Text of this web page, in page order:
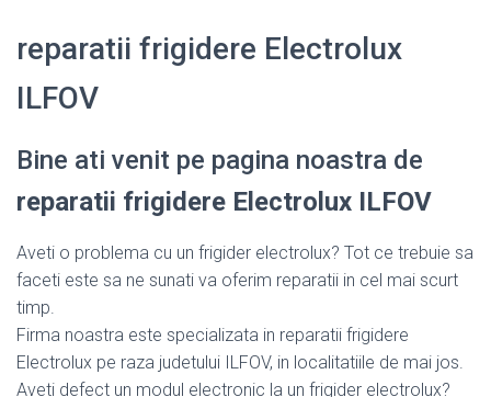
reparatii frigidere Electrolux
ILFOV
Bine ati venit pe pagina noastra de
reparatii frigidere Electrolux ILFOV
Aveti o problema cu un frigider electrolux? Tot ce trebuie sa
faceti este sa ne sunati va oferim reparatii in cel mai scurt
timp.
Firma noastra este specializata in reparatii frigidere
Electrolux pe raza judetului ILFOV, in localitatiile de mai jos.
Aveti defect un modul electronic la un frigider electrolux?